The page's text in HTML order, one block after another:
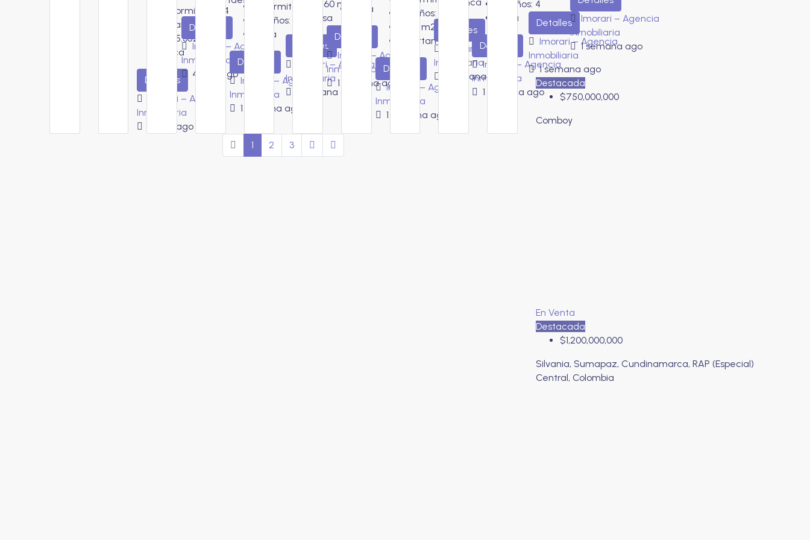
Dormitorios:
4
Baños:
75.352,5
Finca
Detalles
Imorari – Agencia
Inmobiliaria
2 días ago
Detalles
Imorari – Agencia
Inmobiliaria
4 días ago
Dormitorios:
Baños:
Casa
Detalles
Imorari – Agencia
Inmobiliaria
1 semana ago
560 m2
Casa
Detalles
Imorari – Agencia
Inmobiliaria
1 semana ago
Casa
Detalles
Imorari – Agencia
Inmobiliaria
1 semana ago
Baños:
m2
Apartamento
Detalles
Imorari – Agencia
Inmobiliaria
1 semana ago
Detalles
Imorari – Agencia
Inmobiliaria
1 semana ago
Baños: 4
Casa
Detalles
Imorari – Agencia
Inmobiliaria
1 semana ago
Detalles
Imorari – Agencia
Inmobiliaria
1 semana ago
Imorari – Agencia
Inmobiliaria
1 semana ago
1 2 3
Destacada
$750,000,000
Comboy
En Venta
Destacada
$1,200,000,000
Silvania, Sumapaz, Cundinamarca, RAP (Especial)
Central, Colombia